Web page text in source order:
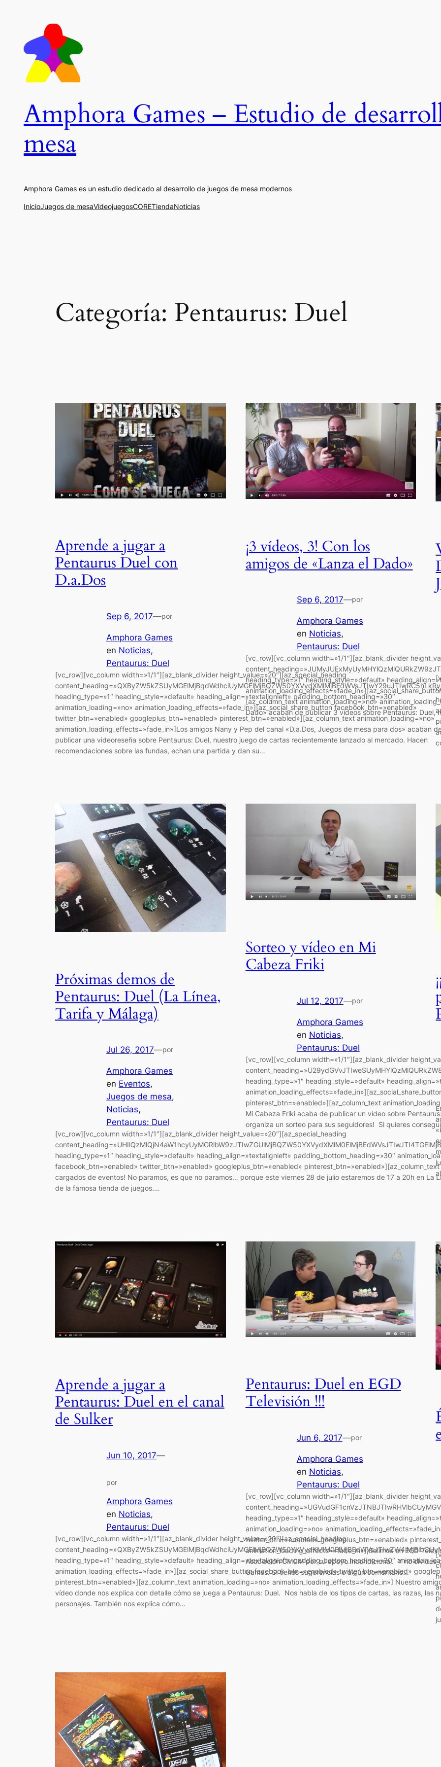
contenido
Amphora Games – Estudio de
mesa
Amphora Games es un estudio dedicado al desarrollo de juegos de mesa modernos
InicioJuegos de mesaVideojuegosCORETiendaNoticias
Categoría: Pentaurus: Duel
Aprende a jugar a
Pentaurus Duel con
D.a.Dos
Sep 6, 2017—por
Amphora Games
en Noticias
Pentaurus: Duel
[vc_row][vc_column width=»1/1″][az_blank_divider height_value=»20″][az_special_heading
heading_type=»1″ heading_style=»default» heading_align=»textalignleft» padding_bottom_heading=»30″
animation_loading=»no» animation_loading_effects=»fade_in»][az_social_share_button facebook_btn=»enabled»
twitter_btn=»enabled» googleplus_btn=»enabled» pinterest_btn=»enabled»][az_column_text animation_loading=»no»
animation_loading_effects=»fade_in»]Los amigos Nany y Pep del canal «D.a.Dos, Juegos de mesa para dos» acaban
publicar una videoreseña sobre Pentaurus: Duel, nuestro juego de cartas recientemente lanzado al mercado. Hacen
recomendaciones sobre las fundas, echan una partida y dan su…
¡3 vídeos, 3! Con los
amigos de «Lanza el Dado»
Sep 6, 2017—por
Amphora Games
en Noticias
Pentaurus: Duel
[vc_row][vc_column width=»1/1″][az_blank_divider
heading_type=»1″ heading_style=»default»
[az_column_text animation_loading=»no»
Dado» acaban de publicar 3 vídeos sobre Pentaurus:
Próximas demos de
Pentaurus: Duel (La Línea,
Tarifa y Málaga)
Jul 26, 2017—por
Amphora Games
en Eventos
Juegos de mesa
Noticias
Pentaurus: Duel
[vc_row][vc_column width=»1/1″][az_blank_divider height_value=»20″][az_special_heading
heading_type=»1″ heading_style=»default» heading_align=»textalignleft» padding_bottom_heading=»30″
facebook_btn=»enabled» twitter_btn=»enabled» googleplus_btn=»enabled»
cargados de eventos! No paramos, es que no paramos… porque este viernes 28 de julio estaremos de 17 a 20h en La
de la famosa tienda de juegos.…
Sorteo y vídeo en Mi
Cabeza Friki
Jul 12, 2017—por
Amphora Games
en Noticias
Pentaurus: Duel
[vc_row][vc_column width=»1/1″][az_blank_divider
heading_type=»1″ heading_style=»default»
pinterest_btn=»enabled»][az_column_text
Mi Cabeza Friki acaba de publicar un vídeo sobre
organiza un sorteo para sus seguidores! Si quieres
Aprende a jugar a
Pentaurus: Duel en el canal
de Sulker
Jun 10, 2017—
por
Amphora Games
en Noticias
Pentaurus: Duel
[vc_row][vc_column width=»1/1″][az_blank_divider height_value=»20″][az_special_heading
heading_type=»1″ heading_style=»default» heading_align=»textalignleft» padding_bottom_heading=»30″
animation_loading_effects=»fade_in»][az_social_share_button facebook_btn=»enabled» twitter_btn=»enabled»
pinterest_btn=»enabled»][az_column_text animation_loading=»no» animation_loading_effects=»fade_in»] Nuestro
vídeo donde nos explica con detalle cómo se juega a Pentaurus: Duel. Nos habla de los tipos de cartas, las razas, las
personajes. También nos explica cómo…
Pentaurus: Duel en EGD
Televisión !!!
Jun 6, 2017—por
Amphora Games
en Noticias
Pentaurus: Duel
[vc_row][vc_column width=»1/1″][az_blank_divider
heading_type=»1″ heading_style=»default»
animation_loading=»no»
twitter_btn=»enabled» googleplus_btn=»enabled»
animation_loading_effects=»fade_in»]¡Salimos en EGD
Asociación CMCM por su apoyo incondicional. Y no
Games. Si tienes sugerencias o algún comentario…